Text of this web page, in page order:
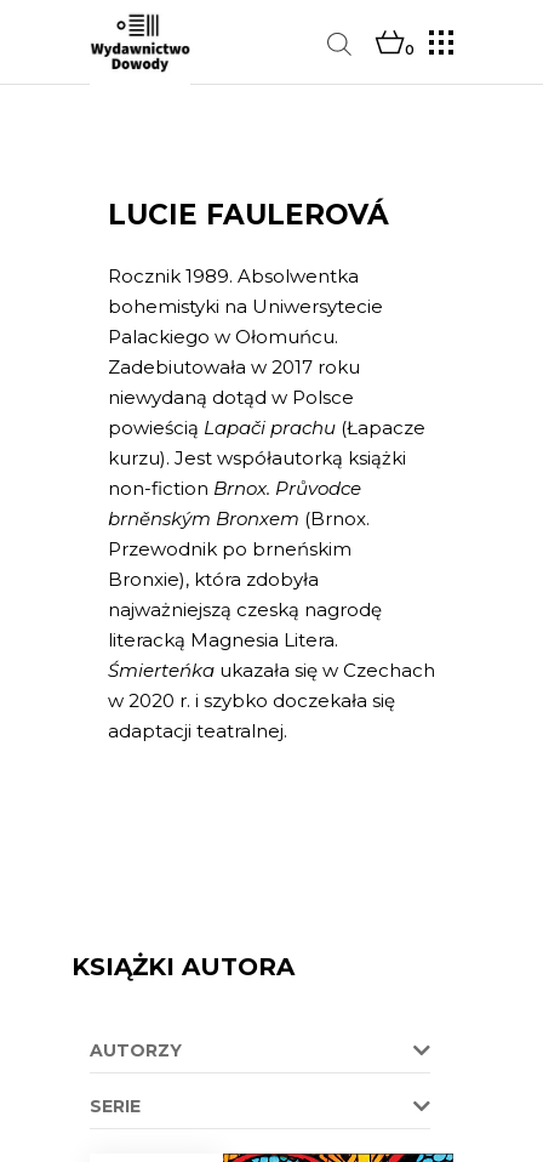
0
LUCIE FAULEROVÁ
Rocznik 1989. Absolwentka
bohemistyki na Uniwersytecie
Palackiego w Ołomuńcu.
Zadebiutowała w 2017 roku
niewydaną dotąd w Polsce
powieścią Lapači prachu (Łapacze
kurzu). Jest współautorką książki
non-fiction Brnox. Průvodce
brněnským Bronxem (Brnox.
Przewodnik po brneńskim
Bronxie), która zdobyła
najważniejszą czeską nagrodę
literacką Magnesia Litera.
Śmierteńka ukazała się w Czechach
w 2020 r. i szybko doczekała się
adaptacji teatralnej.
KSIĄŻKI AUTORA
AUTORZY
SERIE